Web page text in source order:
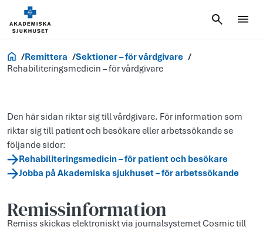
Vårdgivare
Remittera
Sektioner – för vårdgivare
Rehabiliteringsmedicin – för vårdgivare
Den här sidan riktar sig till vårdgivare. För information som
riktar sig till patient och besökare eller arbetssökande se
följande sidor:
Rehabiliteringsmedicin – för patient och besökare
Jobba på Akademiska sjukhuset – för arbetssökande
Remissinformation
Remiss skickas elektroniskt via journalsystemet Cosmic till